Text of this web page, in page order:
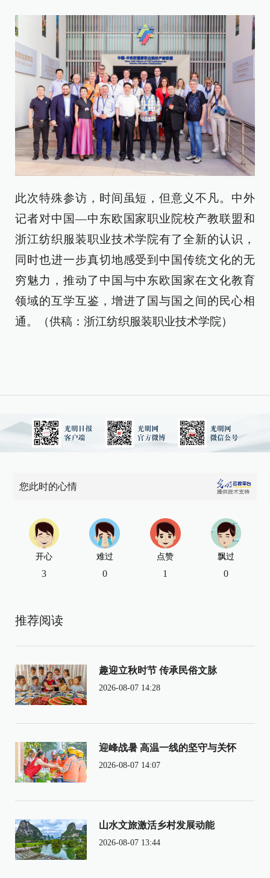
此次特殊参访，时间虽短，但意义不凡。中外
记者对中国—中东欧国家职业院校产教联盟和
浙江纺织服装职业技术学院有了全新的认识，
同时也进一步真切地感受到中国传统文化的无
穷魅力，推动了中国与中东欧国家在文化教育
领域的互学互鉴，增进了国与国之间的民心相
通。（供稿：浙江纺织服装职业技术学院）
您此时的心情
开心
3
难过
0
点赞
1
飘过
0
推荐阅读
趣迎立秋时节 传承民俗文脉
2026-08-07 14:28
迎峰战暑 高温一线的坚守与关怀
2026-08-07 14:07
山水文旅激活乡村发展动能
2026-08-07 13:44